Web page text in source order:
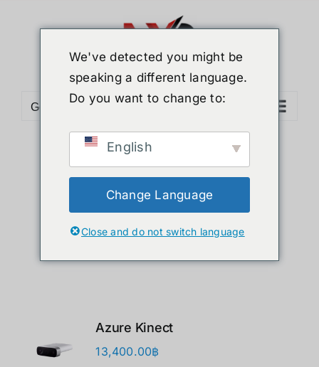
Go to...
Sort byName
12 Products
Azure Kinect
13,400.00฿
We've detected you might be
speaking a different language.
Do you want to change to:
English
Change Language
Close and do not switch language